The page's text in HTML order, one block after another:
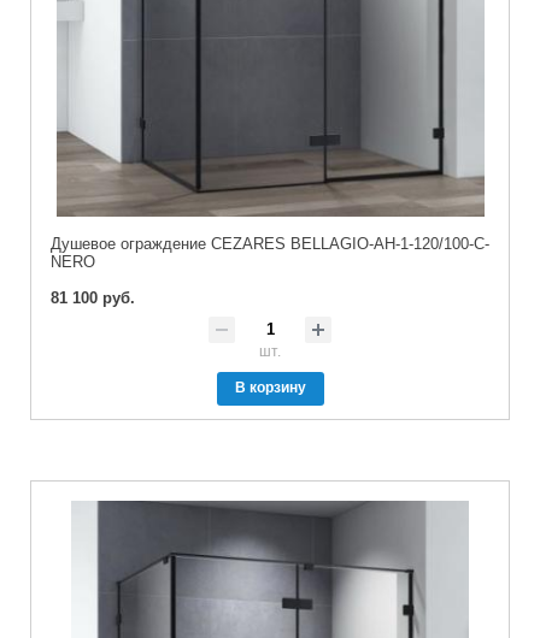
Душевое ограждение CEZARES BELLAGIO-AH-1-120/100-C-
NERO
81 100 руб.
шт.
В корзину